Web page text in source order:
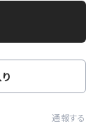
通報する